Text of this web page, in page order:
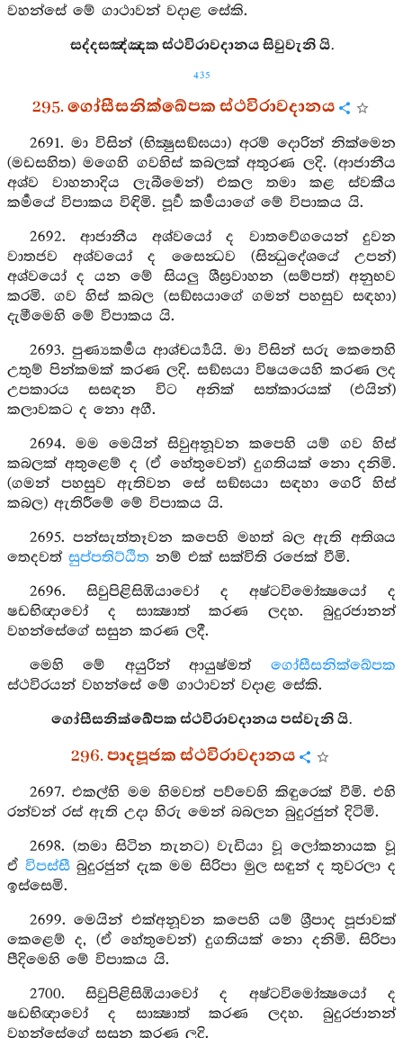
වහන්සේ මේ ගාථාවන් වදාළ සේකි.
සද්දසඤ්ඤක ස්ථවිරාවදානය සිවුවැනි යි.
435
295. ගෝසීසනික්ඛේපක ස්ථවිරාවදානය
2691. මා විසින් (භික්‍ෂුසඞ්ඝයා) අරම් දොරින් නික්මෙන
(මඩසහිත) මගෙහි ගවහිස් කබලක් අතුරණ ලදි. (ආජානීය
අශ්ව වාහනාදිය ලැබීමෙන්) එකල තමා කළ ස්වකීය
කර්‍මයේ විපාකය විඳිමි. පූර්‍ව කර්‍මයාගේ මේ විපාකය යි.
2692. ආජානීය අශ්වයෝ ද වාතවේගයෙන් දුවන
වාතජව අශ්වයෝ ද සෛන්‍ධව (සින්‍ධුදේශයේ උපන්)
අශ්වයෝ ද යන මේ සියලු ශීඝ්‍රවාහන (සම්පත්) අනුභව
කරමි. ගව හිස් කබල (සඞ්ඝයාගේ ගමන් පහසුව සඳහා)
දැමීමෙහි මේ විපාකය යි.
2693. පුණ්‍යකර්‍මය ආශ්චර්‍ය්‍යයි. මා විසින් සරු කෙතෙහි
උතුම් පින්කමක් කරණ ලදි. සඞ්ඝයා විෂයයෙහි කරණ ලද
උපකාරය සසඳන විට අනික් සත්කාරයක් (එයින්)
කලාවකට ද නො අගී.
2694. මම මෙයින් සිවුඅනූවන කපෙහි යම් ගව හිස්
කබලක් අතුළෙම් ද (ඒ හේතුවෙන්) දුගතියක් නො දනිමි.
(ගමන් පහසුව ඇතිවන සේ සඞ්ඝයා සඳහා ගෙරි හිස්
කබල) ඇතිරීමේ මේ විපාකය යි.
2695. පන්සැත්තෑවන කපෙහි මහත් බල ඇති අතිශය
තෙදවත් සුප්පතිට්ඨිත නම් එක් සක්විති රජෙක් වීමි.
2696. සිවුපිළිසිඹියාවෝ ද අෂ්ටවිමෝක්‍ෂයෝ ද
ෂඩභිඥාවෝ ද සාක්‍ෂාත් කරණ ලදහ. බුදුරජානන්
වහන්සේගේ සසුන කරණ ලදී.
මෙහි මේ අයුරින් ආයුෂ්මත් ගෝසීසනික්ඛේපක
ස්ථවිරයන් වහන්සේ මේ ගාථාවන් වදාළ සේකි.
ගෝසීසනික්ඛේපක ස්ථවිරාවදානය පස්වැනි යි.
296. පාදපූජක ස්ථවිරාවදානය
2697. එකල්හි මම හිමවත් පව්වෙහි කිඳුරෙක් වීමි. එහි
රන්වන් රස් ඇති උදා හිරු මෙන් බබලන බුදුරජුන් දිටිමි.
2698. (තමා සිටින තැනට) වැඩියා වූ ලෝකනායක වූ
ඒ විපස්සීබුදුරජුන් දැක මම සිරිපා මුල සඳුන් ද තුවරලා ද
ඉස්සෙමි.
2699. මෙයින් එක්අනූවන කපෙහි යම් ශ්‍රීපාද පූජාවක්
කෙළෙම් ද, (ඒ හේතුවෙන්) දුගතියක් නො දනිමි. සිරිපා
පීදිමෙහි මේ විපාකය යි.
2700. සිවුපිළිසිඹියාවෝ ද අෂ්ටවිමෝක්‍ෂයෝ ද
ෂඩභිඥාවෝ ද සාක්‍ෂාත් කරණ ලදහ. බුදුරජානන්
වහන්සේගේ සසුන කරණ ලදි.